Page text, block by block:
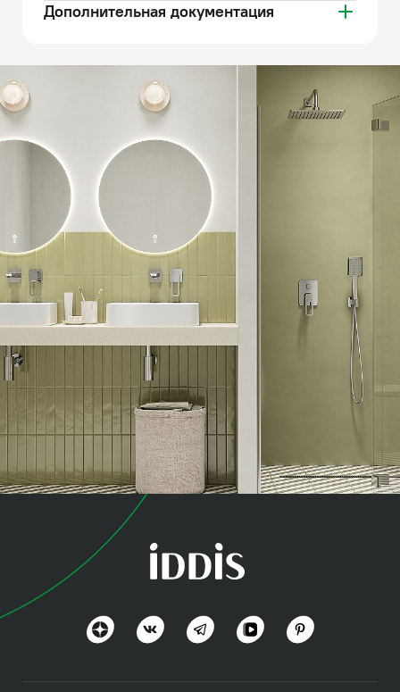
Дополнительная документация
коллекция
Слайд (Slide)